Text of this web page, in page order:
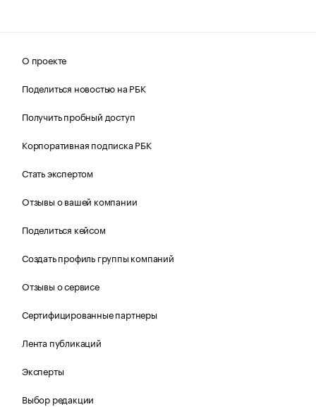
О проекте
Поделиться новостью на РБК
Получить пробный доступ
Корпоративная подписка РБК
Стать экспертом
Отзывы о вашей компании
Поделиться кейсом
Создать профиль группы компаний
Отзывы о сервисе
Сертифицированные партнеры
Лента публикаций
Эксперты
Выбор редакции